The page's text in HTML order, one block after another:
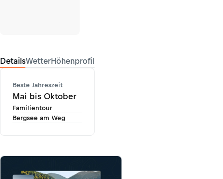
DetailsWetterHöhenprofil
Beste Jahreszeit
Mai bis Oktober
Familientour
Bergsee am Weg